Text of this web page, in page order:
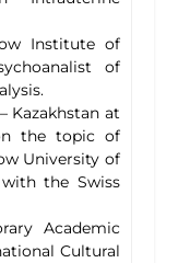
Institute of
of
Kazakhstan at
the topic of
University of
the Swiss
Academic
Cultural